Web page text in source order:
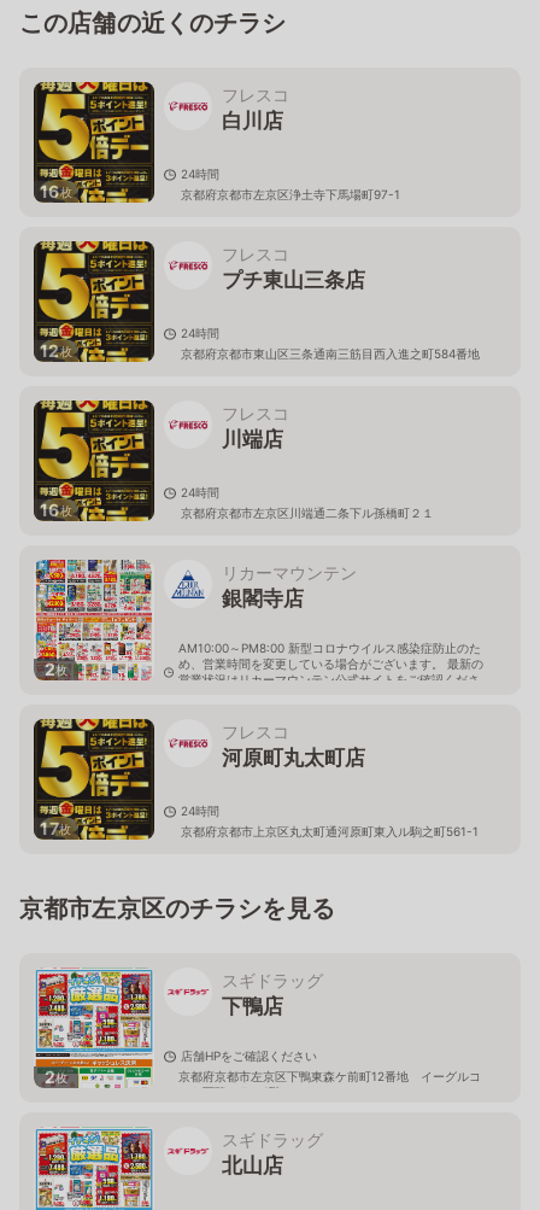
この店舗の近くのチラシ
16枚
フレスコ
白川店
24時間
京都府京都市左京区浄土寺下馬場町97-1
12枚
フレスコ
プチ東山三条店
24時間
京都府京都市東山区三条通南三筋目西入進之町584番地
16枚
フレスコ
川端店
24時間
京都府京都市左京区川端通二条下ル孫橋町２１
2枚
リカーマウンテン
銀閣寺店
AM10:00～PM8:00 新型コロナウイルス感染症防止のた
め、営業時間を変更している場合がございます。 最新の
営業状況はリカーマウンテン公式サイトをご確認くださ
17枚
フレスコ
河原町丸太町店
24時間
京都府京都市上京区丸太町通河原町東入ル駒之町561-1
京都市左京区のチラシを見る
2枚
スギドラッグ
下鴨店
店舗HPをご確認ください
京都府京都市左京区下鴨東森ケ前町12番地 イーグルコ
ート下鴨テラス1階
スギドラッグ
北山店